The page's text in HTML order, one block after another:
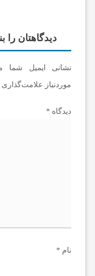
دیدگاهتان را
نشانی ایمیل شما
موردنیاز علامت‌گذاری
دیدگاه *
نام *